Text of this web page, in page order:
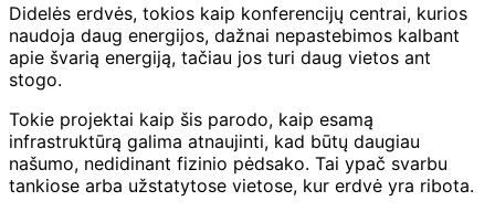
Didelės erdvės, tokios kaip konferencijų centrai, kurios
naudoja daug energijos, dažnai nepastebimos kalbant
apie švarią energiją, tačiau jos turi daug vietos ant
stogo.
Tokie projektai kaip šis parodo, kaip esamą
infrastruktūrą galima atnaujinti, kad būtų daugiau
našumo, nedidinant fizinio pėdsako. Tai ypač svarbu
tankiose arba užstatytose vietose, kur erdvė yra ribota.